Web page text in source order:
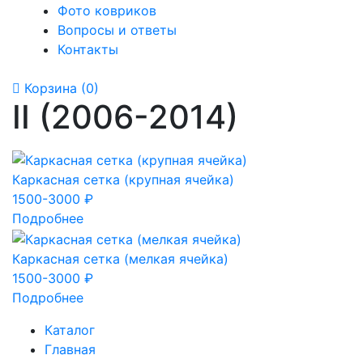
Фото ковриков
Вопросы и ответы
Контакты
Корзина (0)
II (2006-2014)
Каркасная сетка (крупная ячейка)
1500-3000 ₽
Подробнее
Каркасная сетка (мелкая ячейка)
1500-3000 ₽
Подробнее
Каталог
Главная